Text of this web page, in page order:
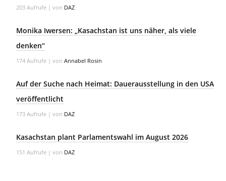
203 Aufrufe | von DAZ
Monika Iwersen: „Kasachstan ist uns näher, als viele
denken“
174 Aufrufe | von Annabel Rosin
Auf der Suche nach Heimat: Dauerausstellung in den USA
veröffentlicht
173 Aufrufe | von DAZ
Kasachstan plant Parlamentswahl im August 2026
151 Aufrufe | von DAZ